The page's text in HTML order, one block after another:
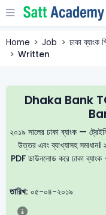
Home Job ঢাকা ব্যাংক
Written
Dhaka Bank
২০১৯ সালের ঢাকা ব্যাংক —
উত্তর এবং ব্যাখ্যাসহ সমাধান।
PDF ডাউনলোড করে ঢাকা ব্যাংক
তারিখ: ০৫-০৪-২০১৯